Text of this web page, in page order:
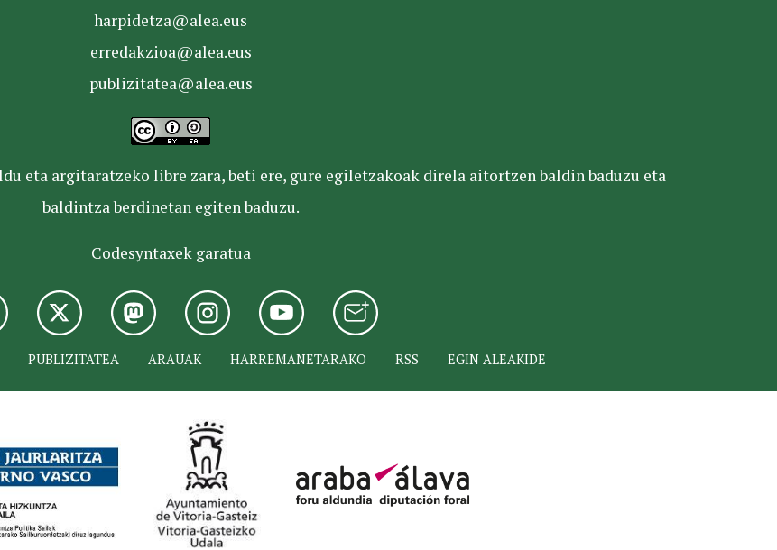
harpidetza@alea.eus
erredakzioa@alea.eus
publizitatea@alea.eus
eta argitaratzeko libre zara, beti ere, gure egiletzakoak direla aitortzen baldin baduzu eta
baldintza berdinetan egiten baduzu.
Codesyntaxek garatua
PUBLIZITATEA ARAUAK HARREMANETARAKO RSS EGIN ALEAKIDE